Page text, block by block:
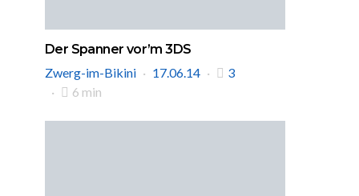
Der Spanner vor’m 3DS
Zwerg-im-Bikini
17.06.14
3
6 min